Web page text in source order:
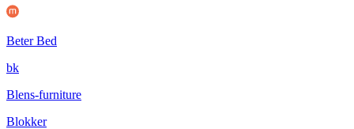
Beter Bed
bk
Blens-furniture
Blokker